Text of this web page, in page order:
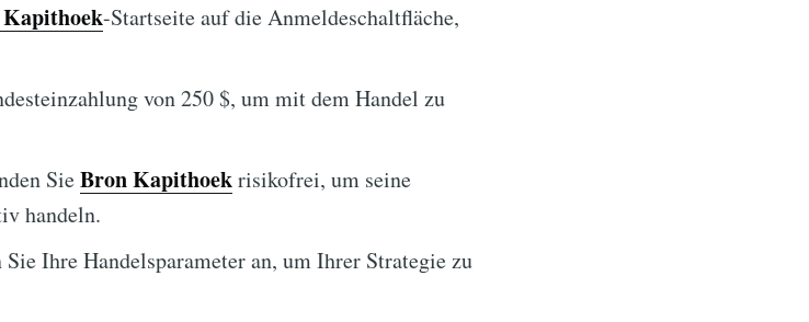
-Startseite auf die Anmeldeschaltfläche,
von 250 $, um mit dem Handel zu
SieBron Kapithoekrisikofrei, um seine
handeln.
Sie Ihre Handelsparameter an, um Ihrer Strategie zu